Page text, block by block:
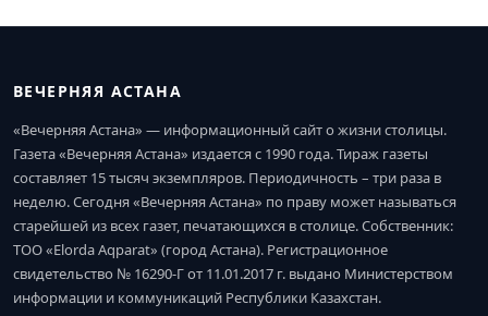
ВЕЧЕРНЯЯ АСТАНА
«Вечерняя Астана» — информационный сайт о жизни столицы.
Газета «Вечерняя Астана» издается с 1990 года. Тираж газеты
составляет 15 тысяч экземпляров. Периодичность – три раза в
неделю. Сегодня «Вечерняя Астана» по праву может называться
старейшей из всех газет, печатающихся в столице. Собственник:
ТОО «Elorda Aqparat» (город Астана). Регистрационное
свидетельство № 16290-Г от 11.01.2017 г. выдано Министерством
информации и коммуникаций Республики Казахстан.